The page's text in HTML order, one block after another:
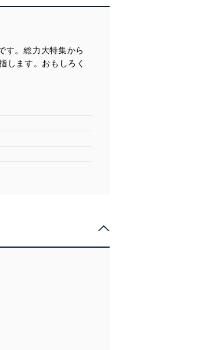
す。総力大特集から
します。おもしろく